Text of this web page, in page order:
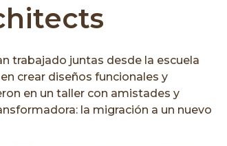
trabajado juntas desde la escuela
crear diseños funcionales y
en un taller con amistades y
la migración a un nuevo